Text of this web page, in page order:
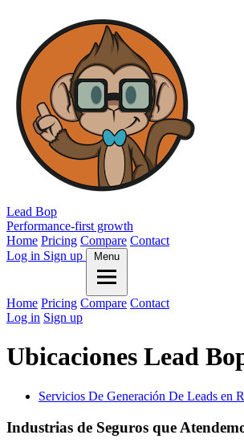
Lead Bop
Performance-first growth
Home Pricing Compare Contact
Log in Sign up Menu
Home Pricing Compare Contact
Log in Sign up
Ubicaciones Lead
Servicios De Generación De Leads en
Industrias de Seguros que